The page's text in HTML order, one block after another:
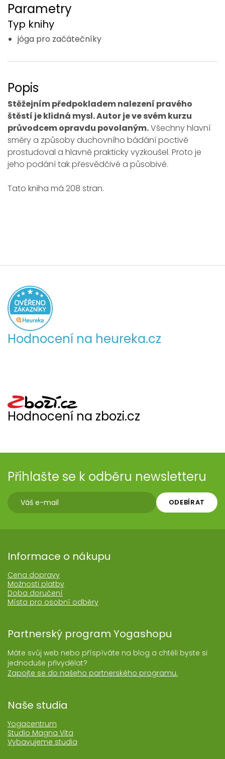
Parametry
Typ knihy
jóga pro začátečníky
Popis
Stěžejním předpokladem nalezení pravého
štěstí je klidná mysl. Autor je ve svém kurzu
průvodcem opravdu povolaným.Všechny hlavní
směry a způsoby duchovního bádání poctivě
prostudoval a hlavně prakticky vyzkoušel. Proto je
jeho podání tak přesvědčivé a působivé.
Tato kniha má 208 stran.
Hodnocení na heureka.cz
Hodnocení na zbozi.cz
Přihlašte se k odběru newsletteru
ODEBÍRAT
Informace o nákupu
Cena dopravy
Možnosti platby
Doba doručení
Místa pro osobní odběry
Partnerský program Yogashopu
Máte svůj web nebo příspíváte na blog a chtěli byste si
jednoduše přivydělat?
Zapojte se do našeho partnerského programu.
Naše studia
Yogacentrum
Studio Magna Vita
Vybavujeme studia